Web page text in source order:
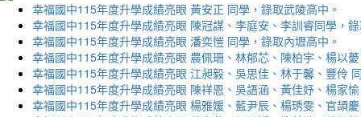
幸福國中115年度升學成績亮眼 黃安正 同學，錄取武陵高中。
幸福國中115年度升學成績亮眼 陳冠謀、李庭安、李訓睿同學，
幸福國中115年度升學成績亮眼 潘奕愷 同學，錄取內壢高中。
幸福國中115年度升學成績亮眼 農佩珊、林郁芯、陳柏宇、楊以
幸福國中115年度升學成績亮眼 江昶毅、吳思佳、林于馨、豐伶
幸福國中115年度升學成績亮眼 陳祥恩、吳語涵、黃佳妤、楊家
幸福國中115年度升學成績亮眼 楊雅媛、藍尹辰、楊琇雯、官頡